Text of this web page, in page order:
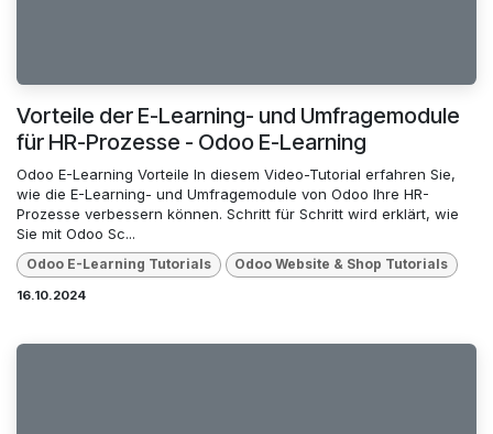
Vorteile der E-Learning- und Umfragemodule
für HR-Prozesse - Odoo E-Learning
Odoo E-Learning Vorteile In diesem Video-Tutorial erfahren Sie,
wie die E-Learning- und Umfragemodule von Odoo Ihre HR-
Prozesse verbessern können. Schritt für Schritt wird erklärt, wie
Sie mit Odoo Sc...
Odoo E-Learning Tutorials Odoo Website & Shop Tutorials
16.10.2024